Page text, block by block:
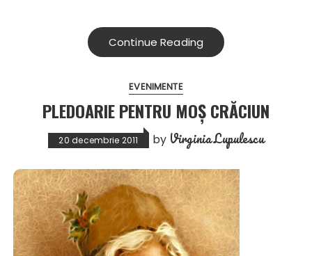
Continue Reading
EVENIMENTE
PLEDOARIE PENTRU MOȘ CRĂCIUN
20 decembrie 2011 by Virginia Lupulescu